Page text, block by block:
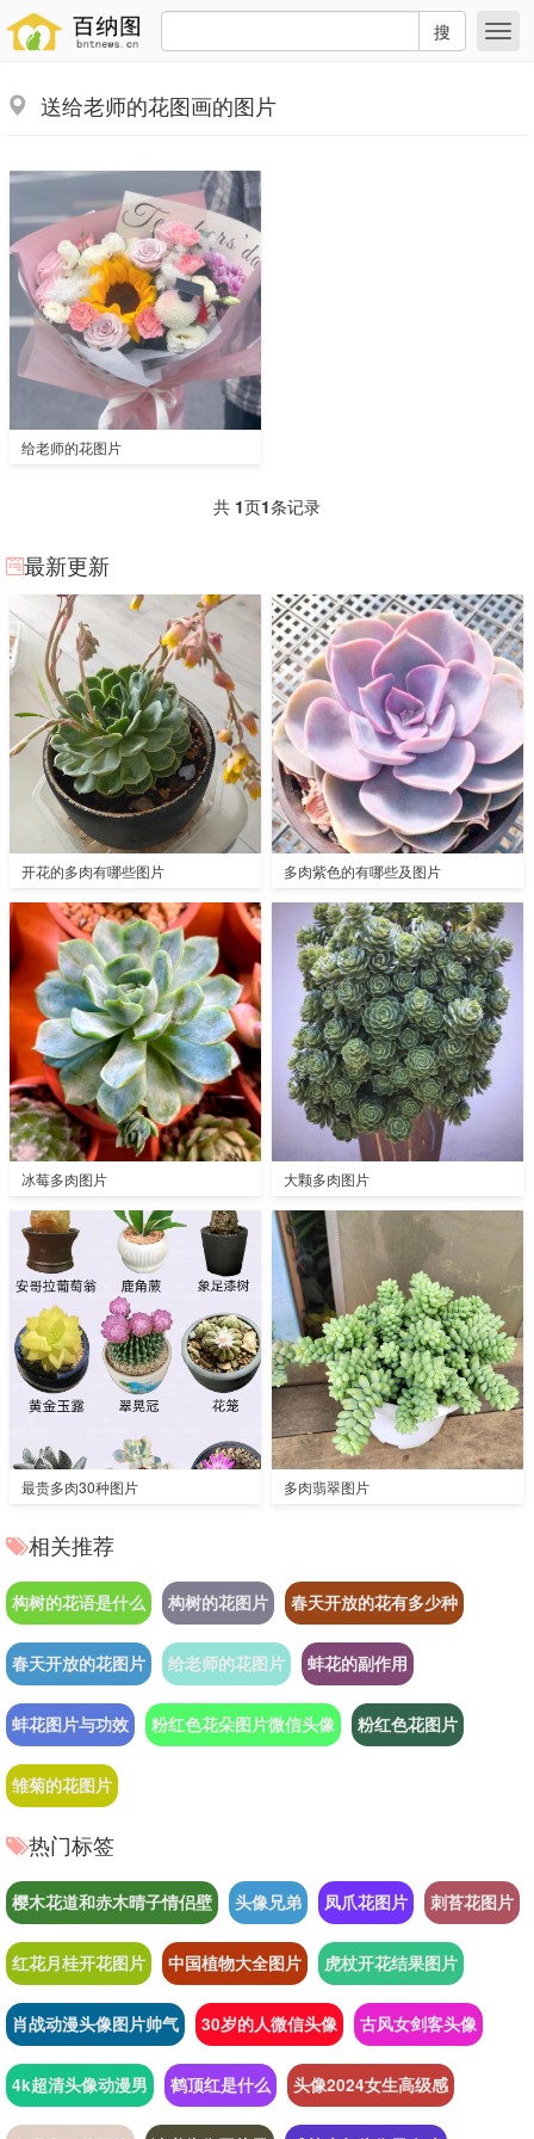
搜
送给老师的花图画的图片
给老师的花图片
共 1页1条记录
最新更新
开花的多肉有哪些图片 多肉紫色的有哪些及图片
冰莓多肉图片 大颗多肉图片
最贵多肉30种图片 多肉翡翠图片
相关推荐
构树的花语是什么 构树的花图片 春天开放的花有多少种
春天开放的花图片 给老师的花图片 蚌花的副作用
蚌花图片与功效 粉红色花朵图片微信头像 粉红色花图片
雏菊的花图片
热门标签
樱木花道和赤木晴子情侣壁 头像兄弟 凤爪花图片 刺苔花图片
红花月桂开花图片 中国植物大全图片 虎杖开花结果图片
肖战动漫头像图片帅气 30岁的人微信头像 古风女剑客头像
4k超清头像动漫男 鹤顶红是什么 头像2024女生高级感